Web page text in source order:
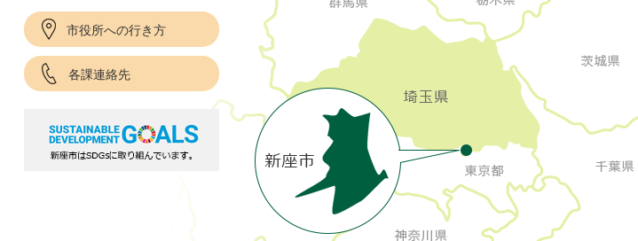
市役所への行き方
各課連絡先